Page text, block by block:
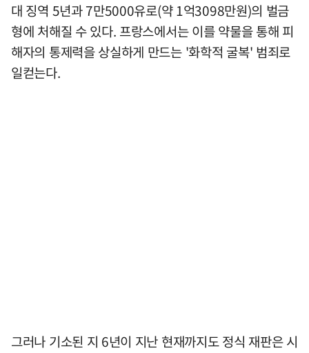
대 징역 5년과 7만5000유로(약 1억3098만원)의 벌금
형에 처해질 수 있다. 프랑스에서는 이를 약물을 통해 피
해자의 통제력을 상실하게 만드는 '화학적 굴복' 범죄로
일컫는다.
그러나 기소된 지 6년이 지난 현재까지도 정식 재판은 시